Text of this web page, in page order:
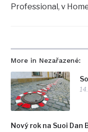
More in Nezařazené:
Nový rok na Suoi Dan
Professional, v